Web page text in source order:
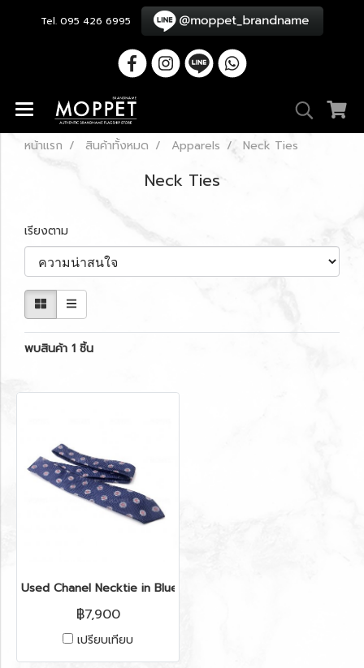
Tel. 095 426 6995
หน้าแรก สินค้าทั้งหมด Apparels Neck Ties
Neck Ties
เรียงตาม
พบสินค้า 1 ชิ้น
Used Chanel Necktie in Blue Silk
฿7,900
เปรียบเทียบ